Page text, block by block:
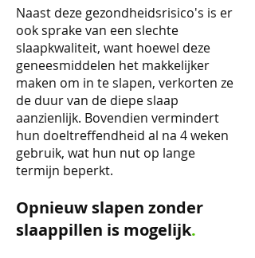
Naast deze gezondheidsrisico's is er
ook sprake van een slechte
slaapkwaliteit, want hoewel deze
geneesmiddelen het makkelijker
maken om in te slapen, verkorten ze
de duur van de diepe slaap
aanzienlijk. Bovendien vermindert
hun doeltreffendheid al na 4 weken
gebruik, wat hun nut op lange
termijn beperkt.
Opnieuw slapen zonder
slaappillen is mogelijk.